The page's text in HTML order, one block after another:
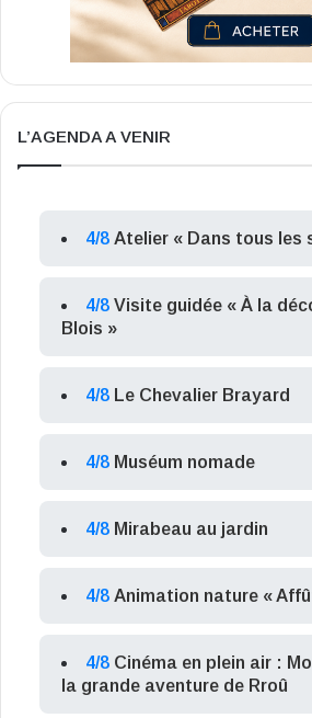
L’AGENDA A VENIR
4/8 Atelier « Dans tous les
4/8 Visite guidée « À la
Blois »
4/8 Le Chevalier Brayard
4/8 Muséum nomade
4/8 Mirabeau au jardin
4/8 Animation nature «
4/8 Cinéma en plein air :
la grande aventure de Rroû